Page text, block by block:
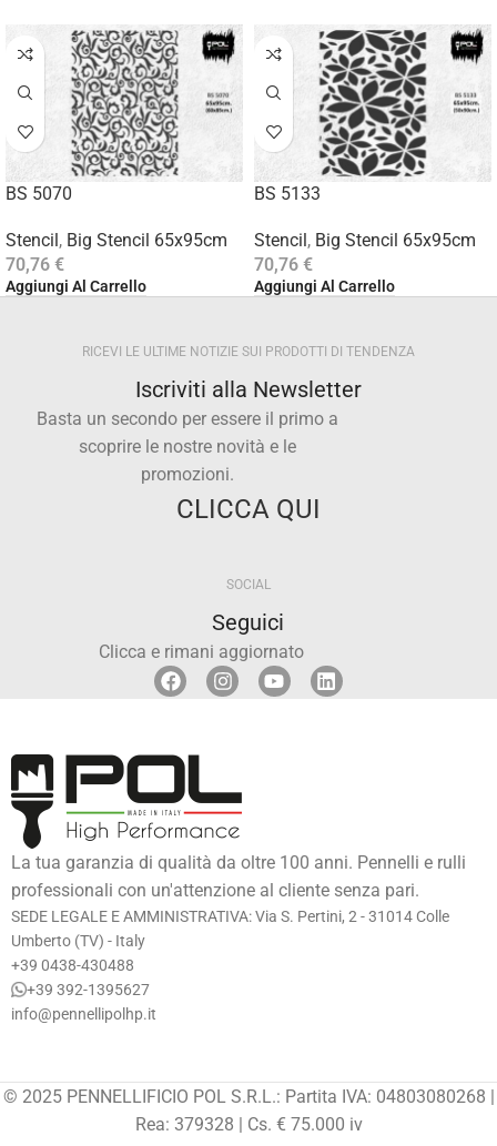
BS 5070
Stencil, Big Stencil 65x95cm
70,76 €
Aggiungi Al Carrello
BS 5133
Stencil, Big Stencil 65x95cm
70,76 €
Aggiungi Al Carrello
RICEVI LE ULTIME NOTIZIE SUI PRODOTTI DI TENDENZA
Iscriviti alla Newsletter
Basta un secondo per essere il primo a
scoprire le nostre novità e le
promozioni.
CLICCA QUI
SOCIAL
Seguici
Clicca e rimani aggiornato
La tua garanzia di qualità da oltre 100 anni. Pennelli e rulli
professionali con un'attenzione al cliente senza pari.
SEDE LEGALE E AMMINISTRATIVA: Via S. Pertini, 2 - 31014 Colle
Umberto (TV) - Italy
+39 0438-430488
+39 392-1395627
info@pennellipolhp.it
© 2025 PENNELLIFICIO POL S.R.L.: Partita IVA: 04803080268 |
Rea: 379328 | Cs. € 75.000 iv